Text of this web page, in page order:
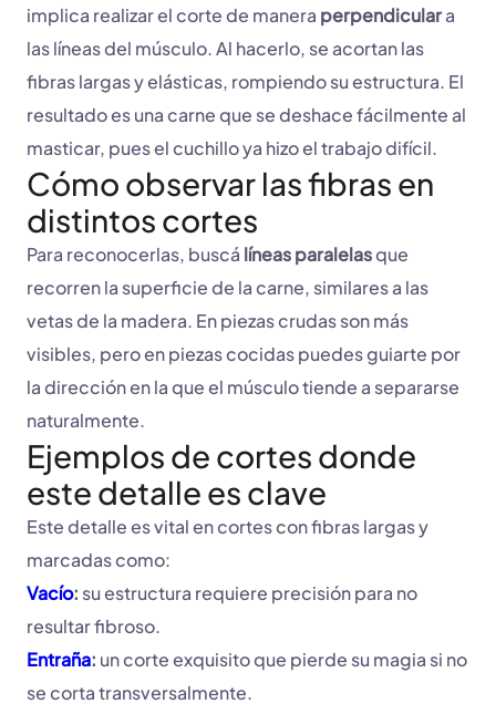
implica realizar el corte de manera perpendiculara
las líneas del músculo. Al hacerlo, se acortan las
fibras largas y elásticas, rompiendo su estructura. El
resultado es una carne que se deshace fácilmente al
masticar, pues el cuchillo ya hizo el trabajo difícil.
Cómo observar las fibras en
distintos cortes
Para reconocerlas, buscá líneas paralelasque
recorren la superficie de la carne, similares a las
vetas de la madera. En piezas crudas son más
visibles, pero en piezas cocidas puedes guiarte por
la dirección en la que el músculo tiende a separarse
naturalmente.
Ejemplos de cortes donde
este detalle es clave
Este detalle es vital en cortes con fibras largas y
marcadas como:
Vacío: su estructura requiere precisión para no
resultar fibroso.
Entraña: un corte exquisito que pierde su magia si no
se corta transversalmente.